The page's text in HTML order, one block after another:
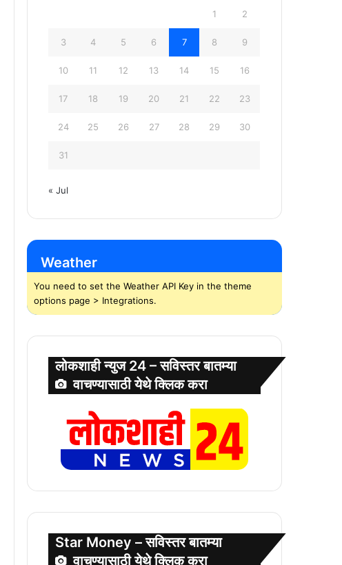
1 2
3 4 5 6 7 8 9
10 11 12 13 14 15 16
17 18 19 20 21 22 23
24 25 26 27 28 29 30
31
« Jul
Weather
You need to set the Weather API Key in the theme
options page > Integrations.
लोकशाही न्युज 24 – सविस्तर बातम्या
वाचण्यासाठी येथे क्लिक करा
Star Money – सविस्तर बातम्या
वाचण्यासाठी येथे क्लिक करा